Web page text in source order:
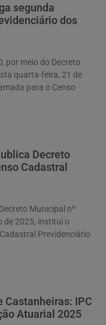
segunda
dos
por meio do Decreto
quarta-feira, 21 de
para o Censo
Decreto
Cadastral
Municipal nº
de 2025, institui o
Previdenciário
Castanheiras: IPC
Atuarial 2025